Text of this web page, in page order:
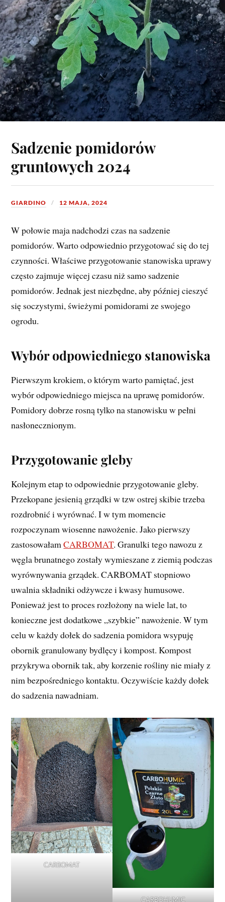
Sadzenie pomidorów
gruntowych 2024
GIARDINO 12 MAJA, 2024
W połowie maja nadchodzi czas na sadzenie
pomidorów. Warto odpowiednio przygotować się do tej
czynności. Właściwe przygotowanie stanowiska uprawy
często zajmuje więcej czasu niż samo sadzenie
pomidorów. Jednak jest niezbędne, aby później cieszyć
się soczystymi, świeżymi pomidorami ze swojego
ogrodu.
Wybór odpowiedniego stanowiska
Pierwszym krokiem, o którym warto pamiętać, jest
wybór odpowiedniego miejsca na uprawę pomidorów.
Pomidory dobrze rosną tylko na stanowisku w pełni
nasłonecznionym.
Przygotowanie gleby
Kolejnym etap to odpowiednie przygotowanie gleby.
Przekopane jesienią grządki w tzw ostrej skibie trzeba
rozdrobnić i wyrównać. I w tym momencie
rozpoczynam wiosenne nawożenie. Jako pierwszy
zastosowałamCARBOMAT. Granulki tego nawozu z
węgla brunatnego zostały wymieszane z ziemią podczas
wyrównywania grządek. CARBOMAT stopniowo
uwalnia składniki odżywcze i kwasy humusowe.
Ponieważ jest to proces rozłożony na wiele lat, to
konieczne jest dodatkowe „szybkie” nawożenie. W tym
celu w każdy dołek do sadzenia pomidora wsypuję
obornik granulowany bydlęcy i kompost. Kompost
przykrywa obornik tak, aby korzenie rośliny nie miały z
nim bezpośredniego kontaktu. Oczywiście każdy dołek
do sadzenia nawadniam.
CARBOMAT
CARBOHUMIC